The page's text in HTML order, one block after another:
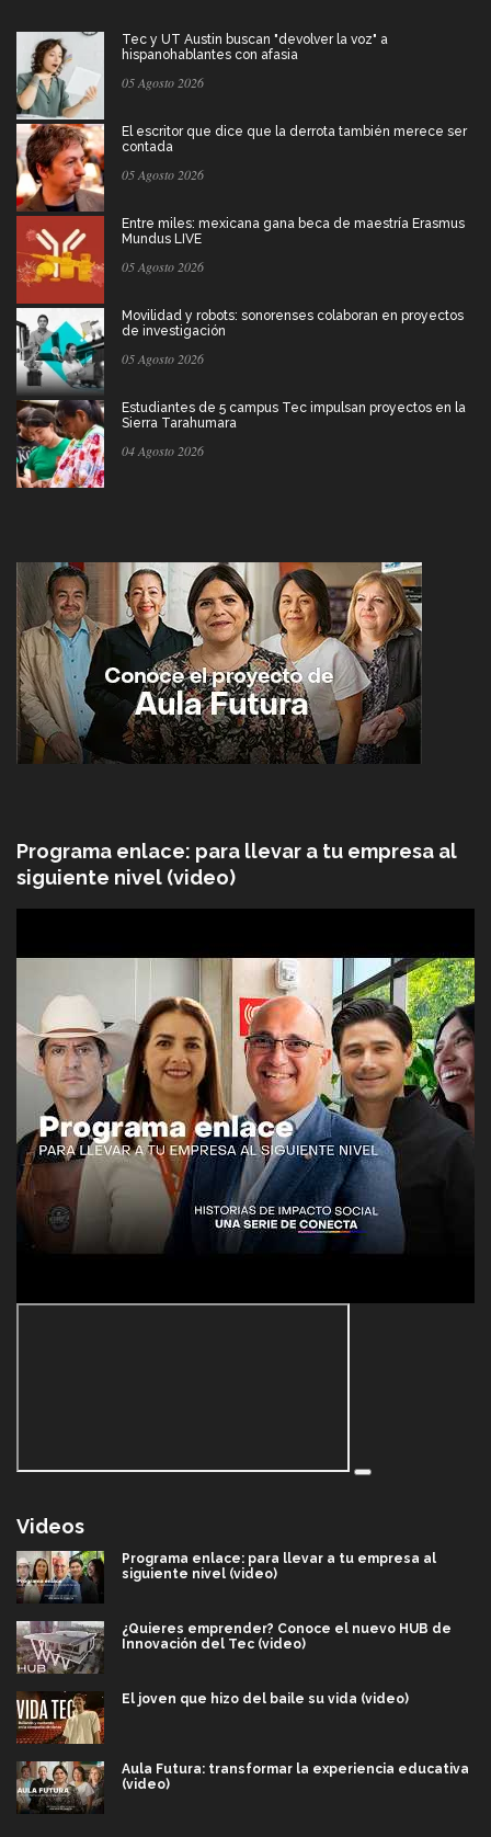
Tec y UT Austin buscan "devolver la voz" a
hispanohablantes con afasia
05 Agosto 2026
El escritor que dice que la derrota también merece ser
contada
05 Agosto 2026
Entre miles: mexicana gana beca de maestría Erasmus
Mundus LIVE
05 Agosto 2026
Movilidad y robots: sonorenses colaboran en proyectos
de investigación
05 Agosto 2026
Estudiantes de 5 campus Tec impulsan proyectos en la
Sierra Tarahumara
04 Agosto 2026
Programa enlace: para llevar a tu empresa al
siguiente nivel (video)
Videos
Programa enlace: para llevar a tu empresa al
siguiente nivel (video)
¿Quieres emprender? Conoce el nuevo HUB de
Innovación del Tec (video)
El joven que hizo del baile su vida (video)
Aula Futura: transformar la experiencia educativa
(video)